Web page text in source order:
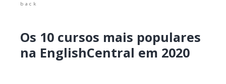
back
Os 10 cursos mais populares
na EnglishCentral em 2020